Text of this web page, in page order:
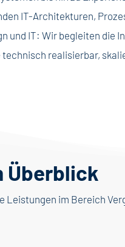
IT-Architekturen,
und IT: Wir begleiten
realisierbar,
Überblick
Leistungen im Bereich